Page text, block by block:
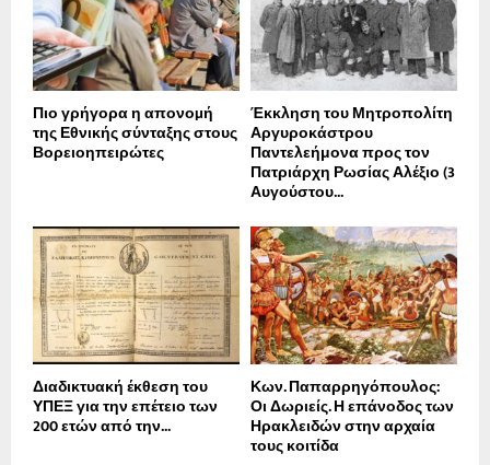
Πιο γρήγορα η απονοµή
της Εθνικής σύνταξης στους
Βορειοηπειρώτες
Έκκληση του Μητροπολίτη
Αργυροκάστρου
Παντελεήμονα προς τον
Πατριάρχη Ρωσίας Αλέξιο (3
Αυγούστου...
Διαδικτυακή έκθεση του
ΥΠΕΞ για την επέτειο των
200 ετών από την...
Κων. Παπαρρηγόπουλος:
Οι Δωριείς. Η επάνοδος των
Ηρακλειδών στην αρχαία
τους κοιτίδα